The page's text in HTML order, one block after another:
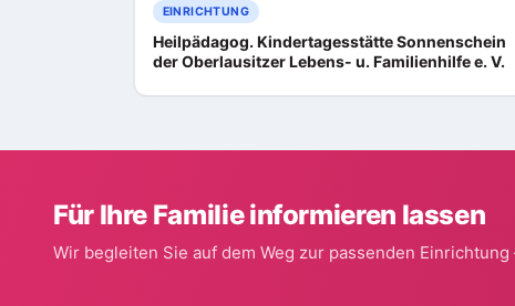
EINRICHTUNG
Heilpädagog. Kindertagesstätte Sonnenschein
der Oberlausitzer Lebens- u. Familienhilfe e. V.
Für Ihre Familie informieren lassen
Wir begleiten Sie auf dem Weg zur passenden